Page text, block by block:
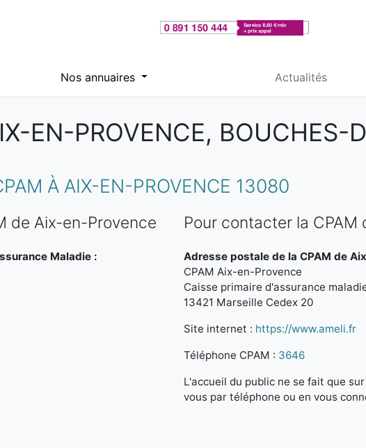
Nos annuaires Actualités
EN-PROVENCE, BOUCHES-
À AIX-EN-PROVENCE 13080
de Aix-en-Provence
Maladie :
Pour contacter la
Adresse postale de la CPAM de
CPAM Aix-en-Provence
Caisse primaire d'assurance
13421 Marseille Cedex 20
Site internet : https://www.ameli.fr
Téléphone CPAM : 3646
L'accueil du public ne se fait que
vous par téléphone ou en vous